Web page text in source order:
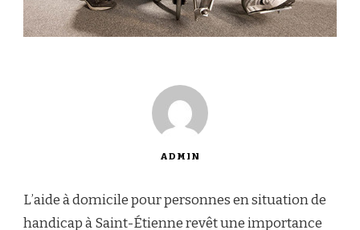
ADMIN
L’aide à domicile pour personnes en situation de
handicap à Saint-Étienne revêt une importance